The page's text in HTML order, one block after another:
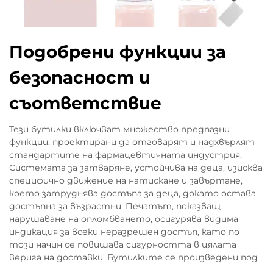
Подобрени функции за
безопасност и
съответствие
Тези бутилки включват множество предпазни
функции, проектирани да отговарят и надхвърлят
стандартите на фармацевтичната индустрия.
Системата за затваряне, устойчива на деца, изисква
специфично движение на натискане и завъртане,
което затруднява достъпа за деца, докато остава
достъпна за възрастни. Печатът, показващ
нарушаване на опломбването, осигурява видима
индикация за всеки неразрешен достъп, като по
този начин се повишава сигурността в цялата
верига на доставки. Бутилките се произведени под